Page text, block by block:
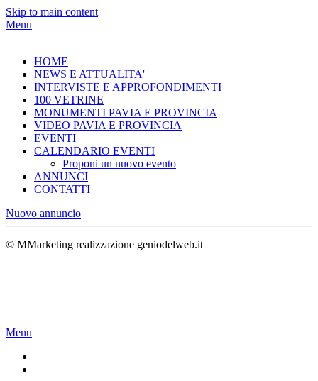
Skip to main content
Menu
HOME
NEWS E ATTUALITA'
INTERVISTE E APPROFONDIMENTI
100 VETRINE
MONUMENTI PAVIA E PROVINCIA
VIDEO PAVIA E PROVINCIA
EVENTI
CALENDARIO EVENTI
Proponi un nuovo evento
ANNUNCI
CONTATTI
Nuovo annuncio
© MMarketing realizzazione geniodelweb.it
Menu